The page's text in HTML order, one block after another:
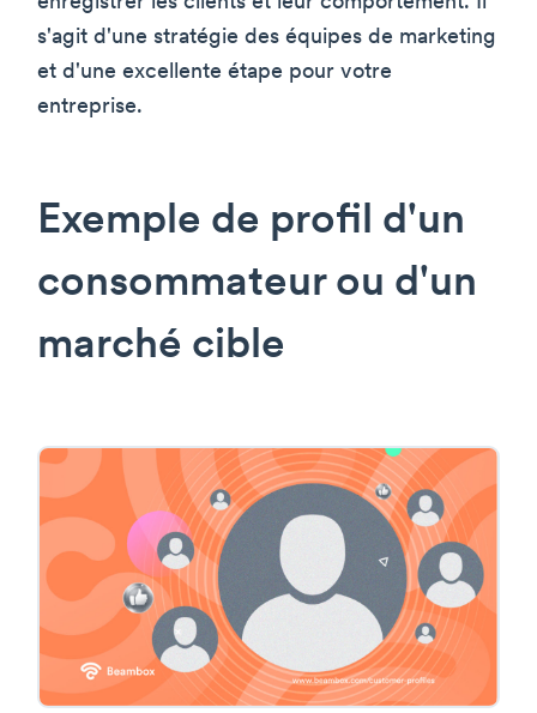
s'agit d'une stratégie des équipes de marketing
et d'une excellente étape pour votre
entreprise.
Exemple de profil d'un
consommateur ou d'un
marché cible